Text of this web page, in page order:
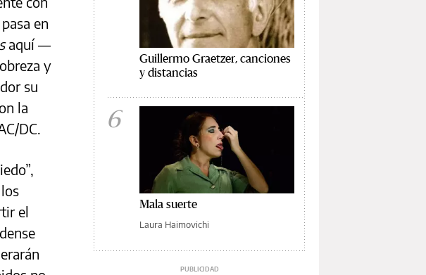
en
aquí —
y
su
la
DC.
el
Guillermo Graetzer, canciones
y distancias
6
Mala suerte
Laura Haimovichi